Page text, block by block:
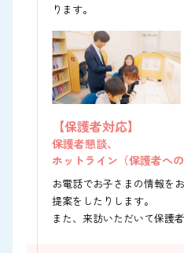
ります。
【保護者対応】
保護者懇談、
ホットライン（保護者への
お電話でお子さまの情報を
提案をしたりします。
また、来訪いただいて保護